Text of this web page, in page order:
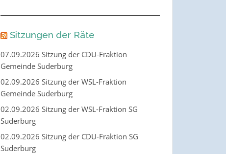
Sitzungen der Räte
07.09.2026 Sitzung der CDU-Fraktion
Gemeinde Suderburg
02.09.2026 Sitzung der WSL-Fraktion
Gemeinde Suderburg
02.09.2026 Sitzung der WSL-Fraktion SG
Suderburg
02.09.2026 Sitzung der CDU-Fraktion SG
Suderburg